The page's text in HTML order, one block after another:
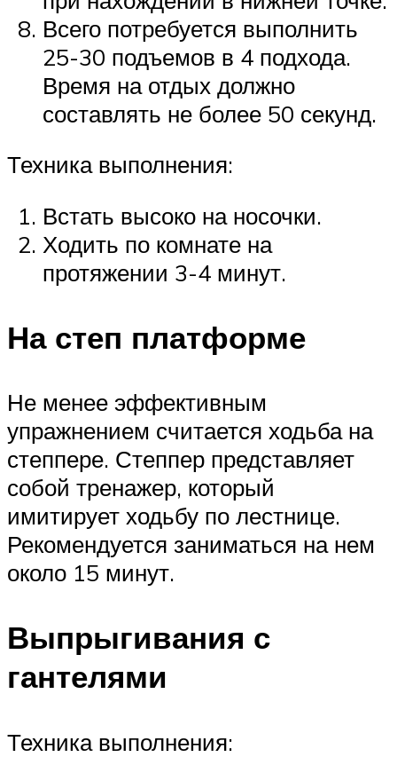
Всего потребуется выполнить
25-30 подъемов в 4 подхода.
Время на отдых должно
составлять не более 50 секунд.
Техника выполнения:
Встать высоко на носочки.
Ходить по комнате на
протяжении 3-4 минут.
На степ платформе
Не менее эффективным
упражнением считается ходьба на
степпере. Степпер представляет
собой тренажер, который
имитирует ходьбу по лестнице.
Рекомендуется заниматься на нем
около 15 минут.
Выпрыгивания с
гантелями
Техника выполнения: